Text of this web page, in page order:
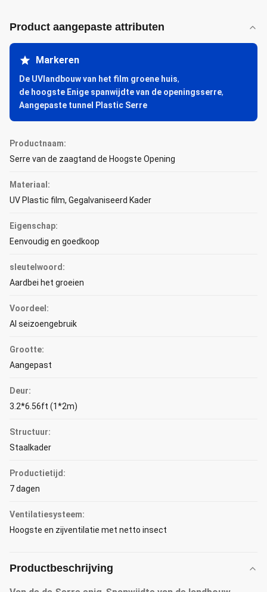
Product aangepaste attributen
Markeren
De UVlandbouw van het film groene huis,
de hoogste Enige spanwijdte van de openingsserre,
Aangepaste tunnel Plastic Serre
Productnaam:
Serre van de zaagtand de Hoogste Opening
Materiaal:
UV Plastic film, Gegalvaniseerd Kader
Eigenschap:
Eenvoudig en goedkoop
sleutelwoord:
Aardbei het groeien
Voordeel:
Al seizoengebruik
Grootte:
Aangepast
Deur:
3.2*6.56ft (1*2m)
Structuur:
Staalkader
Productietijd:
7 dagen
Ventilatiesysteem:
Hoogste en zijventilatie met netto insect
Productbeschrijving